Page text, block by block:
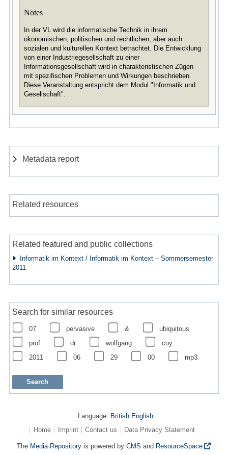
Notes
In der VL wird die informatische Technik in ihrem
ökonomischen, politischen und rechtlichen, aber auch
sozialen und kulturellen Kontext betrachtet. Die Entwicklung
von einer Industriegesellschaft zu einer
Informationsgesellschaft wird in charakteristischen Zügen
mit spezifischen Problemen und Wirkungen beschrieben.
Diese Veranstaltung entspricht dem Modul "Informatik und
Gesellschaft".
Metadata report
Related resources
Related featured and public collections
Informatik im Kontext / Informatik im Kontext – Sommersemester
2011
Search for similar resources
07 pervasive &
ubiquitous
prof
dr wolfgang
coy
2011
06 29 00 mp3
Language: British English
Home
Imprint Contact us Data Privacy Statement
The Media Repository is powered byCMS and ResourceSpace